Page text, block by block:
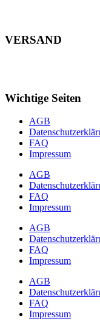
VERSAND
Wichtige Seiten
AGB
FAQ
Impressum
AGB
FAQ
Impressum
AGB
FAQ
Impressum
AGB
FAQ
Impressum